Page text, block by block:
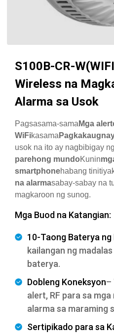
S100B-CR-
Wireless na
Alarma sa Usok
Pagsasama-sama Mga
WiFikasama
usok na ito ay nagbibigay
parehong mundoKunin
smartphonehabang
na alarmasabay-sabay na
magkaroon ng sunog.
Mga Buod na Katangian:
10-Taong Baterya
kailangan ng
baterya.
Dobleng Koneksyon–
alert, RF para sa
alarma sa maraming
Sertipikado para sa